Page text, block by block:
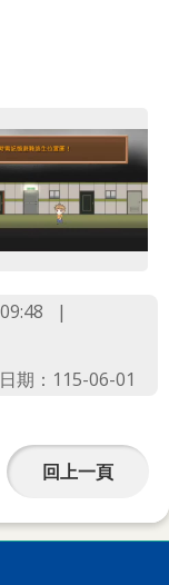
期：115-06-01
回上一頁